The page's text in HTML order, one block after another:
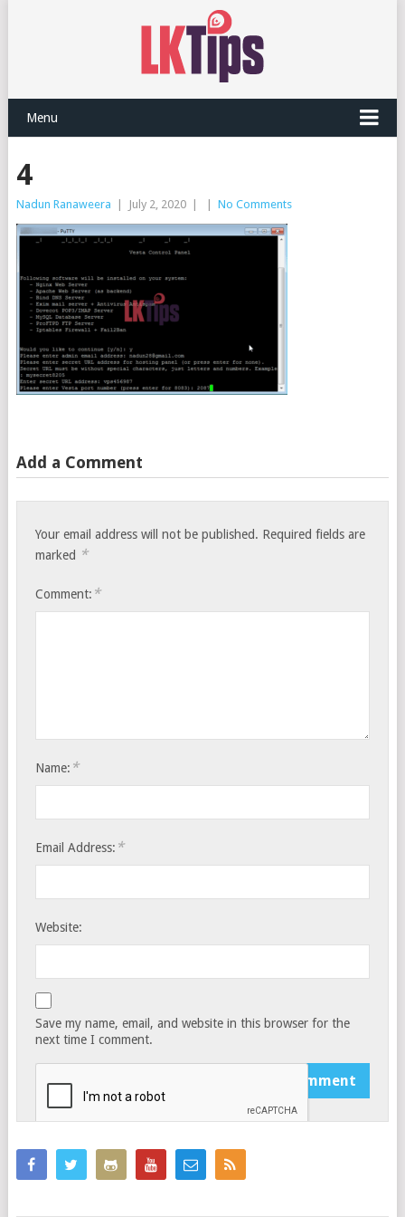
Menu
4
Nadun Ranaweera July 2, 2020 No Comments
Add a Comment
Your email address will not be published. Required fields are
marked *
Comment: *
Name: *
Email Address: *
Website:
Save my name, email, and website in this browser for the
next time I comment.